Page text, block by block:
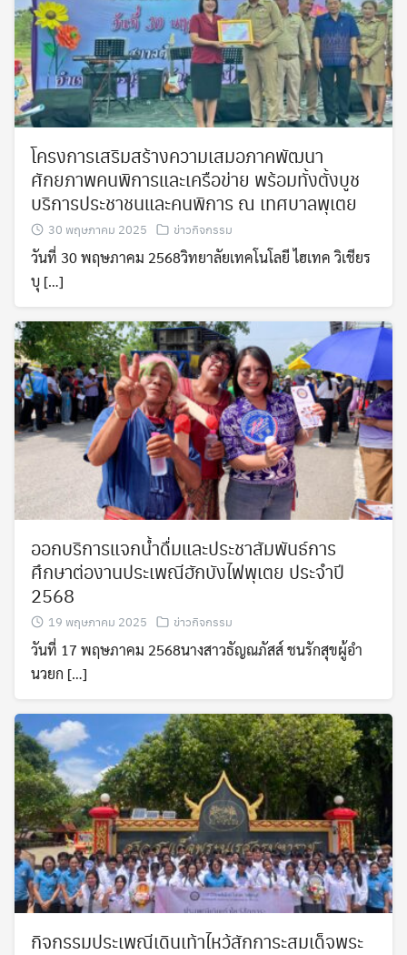
Search
for: Search
โครงการเสริมสร้างความเสมอภาคพัฒนา
ศักยภาพคนพิการและเครือข่าย พร้อมทั้งตั้งบูช
บริการประชาชนและคนพิการ ณ เทศบาลพุเตย
30 พฤษภาคม 2025 ข่าวกิจกรรม
วันที่ 30 พฤษภาคม 2568วิทยาลัยเทคโนโลยี ไฮเทค วิเชียร
บุ […]
ออกบริการแจกน้ำดื่มและประชาสัมพันธ์การ
ศึกษาต่องานประเพณีฮักบังไฟพุเตย ประจำปี
2568
19 พฤษภาคม 2025 ข่าวกิจกรรม
วันที่ 17 พฤษภาคม 2568นางสาวธัญณภัสส์ ชนรักสุขผู้อำ
นวยก […]
กิจกรรมประเพณีเดินเท้าไหว้สักการะสมเด็จพระ